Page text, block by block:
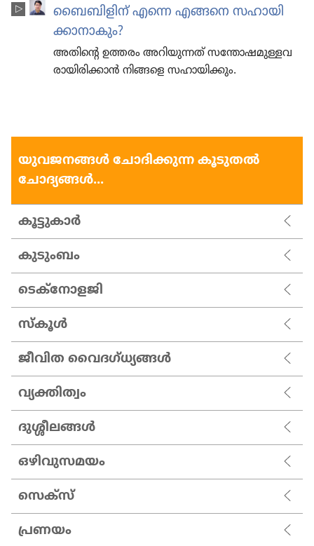
ബൈബി​ളിന്‌ എന്നെ എങ്ങനെ സഹായി​
ക്കാ​നാ​കും?
അതിന്റെ ഉത്തരം അറിയു​ന്നത്‌ സന്തോ​ഷ​മു​ള്ള​വ​
രാ​യി​രി​ക്കാൻ നിങ്ങളെ സഹായി​ക്കും.
യുവജനങ്ങള്‍ ചോദിക്കുന്ന കൂടുതല്‍
ചോദ്യങ്ങള്‍...
കൂട്ടുകാര്‍
കുടുംബം
ടെക്നോളജി
സ്കൂള്‍
ജീവിത വൈദഗ്ധ്യങ്ങൾ
വ്യക്തിത്വം
ദുശ്ശീലങ്ങൾ
ഒഴിവുസമയം
സെക്സ്
പ്രണയം